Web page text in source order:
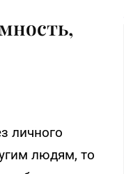
личного
людям, то